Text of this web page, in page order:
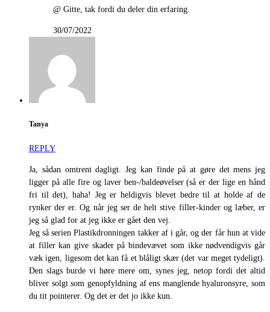
@ Gitte, tak fordi du deler din erfaring.
30/07/2022
Tanya
REPLY
Ja, sådan omtrent dagligt. Jeg kan finde på at gøre det mens jeg
ligger på alle fire og laver ben-/baldeøvelser (så er der lige en hånd
fri til det), haha! Jeg er heldigvis blevet bedre til at holde af de
rynker der er. Og når jeg ser de helt stive filler-kinder og læber, er
jeg så glad for at jeg ikke er gået den vej.
Jeg så serien Plastikdronningen takker af i går, og der får hun at vide
at filler kan give skader på bindevævet som ikke nødvendigvis går
væk igen, ligesom det kan få et blåligt skær (det var meget tydeligt).
Den slags burde vi høre mere om, synes jeg, netop fordi det altid
bliver solgt som genopfyldning af ens manglende hyaluronsyre, som
du tit pointerer. Og det er det jo ikke kun.